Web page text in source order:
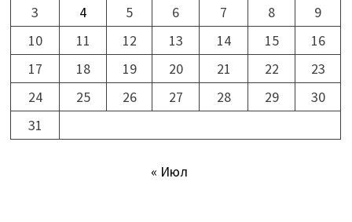
3
4 5 6 7 8
9
10
11 12 13 14 15
16
17
18 19 20 21 22
23
24
25 26 27 28 29
30
31
« Июл